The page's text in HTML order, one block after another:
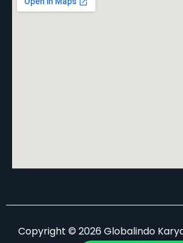
Copyright © 2026 Globalindo